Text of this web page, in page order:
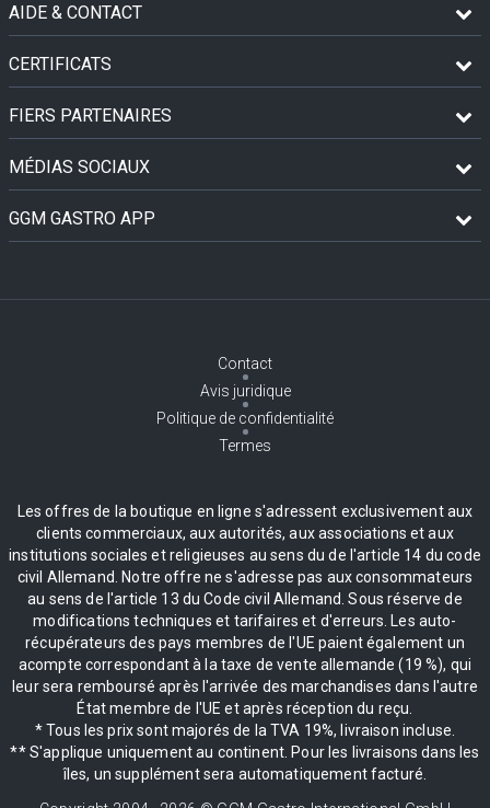
AIDE & CONTACT
CERTIFICATS
FIERS PARTENAIRES
MÉDIAS SOCIAUX
GGM GASTRO APP
Contact
Avis juridique
Politique de confidentialité
Termes
Les offres de la boutique en ligne s'adressent exclusivement aux
clients commerciaux, aux autorités, aux associations et aux
institutions sociales et religieuses au sens du de l'article 14 du code
civil Allemand. Notre offre ne s'adresse pas aux consommateurs
au sens de l'article 13 du Code civil Allemand. Sous réserve de
modifications techniques et tarifaires et d'erreurs. Les auto-
récupérateurs des pays membres de l'UE paient également un
acompte correspondant à la taxe de vente allemande (19 %), qui
leur sera remboursé après l'arrivée des marchandises dans l'autre
État membre de l'UE et après réception du reçu.
* Tous les prix sont majorés de la TVA 19%, livraison incluse.
** S'applique uniquement au continent. Pour les livraisons dans les
îles, un supplément sera automatiquement facturé.